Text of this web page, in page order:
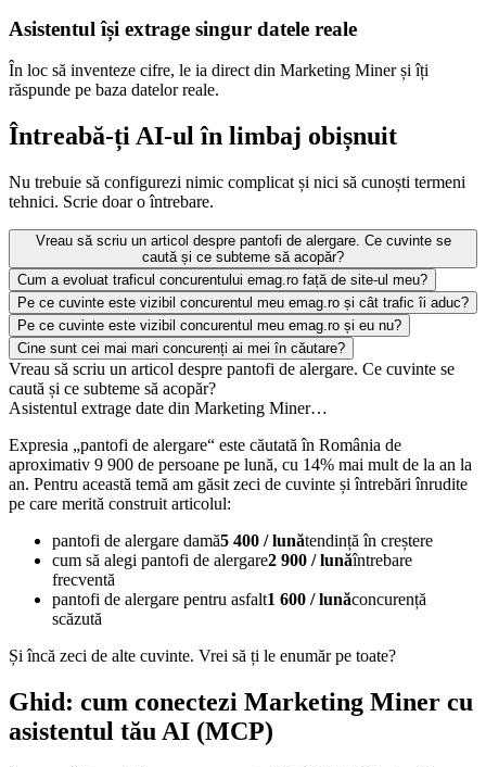
Asistentul își extrage singur datele reale
În loc să inventeze cifre, le ia direct din Marketing Miner și îți
răspunde pe baza datelor reale.
Întreabă-ți AI-ul în limbaj obișnuit
Nu trebuie să configurezi nimic complicat și nici să cunoști termeni
tehnici. Scrie doar o întrebare.
Vreau să scriu un articol despre pantofi de alergare. Ce cuvinte se
caută și ce subteme să acopăr?
Cum a evoluat traficul concurentului emag.ro față de site-ul meu?
Pe ce cuvinte este vizibil concurentul meu emag.ro și cât trafic îi aduc?
Pe ce cuvinte este vizibil concurentul meu emag.ro și eu nu?
Cine sunt cei mai mari concurenți ai mei în căutare?
Vreau să scriu un articol despre pantofi de alergare. Ce cuvinte se
caută și ce subteme să acopăr?
Asistentul extrage date din Marketing Miner…
Expresia „pantofi de alergare“ este căutată în România de
aproximativ 9 900 de persoane pe lună, cu 14% mai mult de la an la
an. Pentru această temă am găsit zeci de cuvinte și întrebări înrudite
pe care merită construit articolul:
pantofi de alergare damă5 400 / lunătendință în creștere
cum să alegi pantofi de alergare2 900 / lunăîntrebare
frecventă
pantofi de alergare pentru asfalt1 600 / lunăconcurență
scăzută
Și încă zeci de alte cuvinte. Vrei să ți le enumăr pe toate?
Ghid: cum conectezi Marketing Miner cu
asistentul tău AI (MCP)